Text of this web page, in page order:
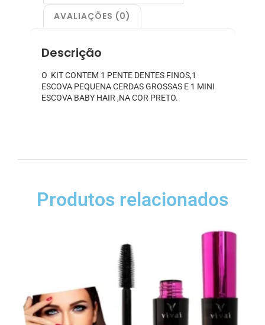
AVALIAÇÕES (0)
Descrição
O KIT CONTEM 1 PENTE DENTES FINOS,1
ESCOVA PEQUENA CERDAS GROSSAS E 1 MINI
ESCOVA BABY HAIR ,NA COR PRETO.
Produtos relacionados